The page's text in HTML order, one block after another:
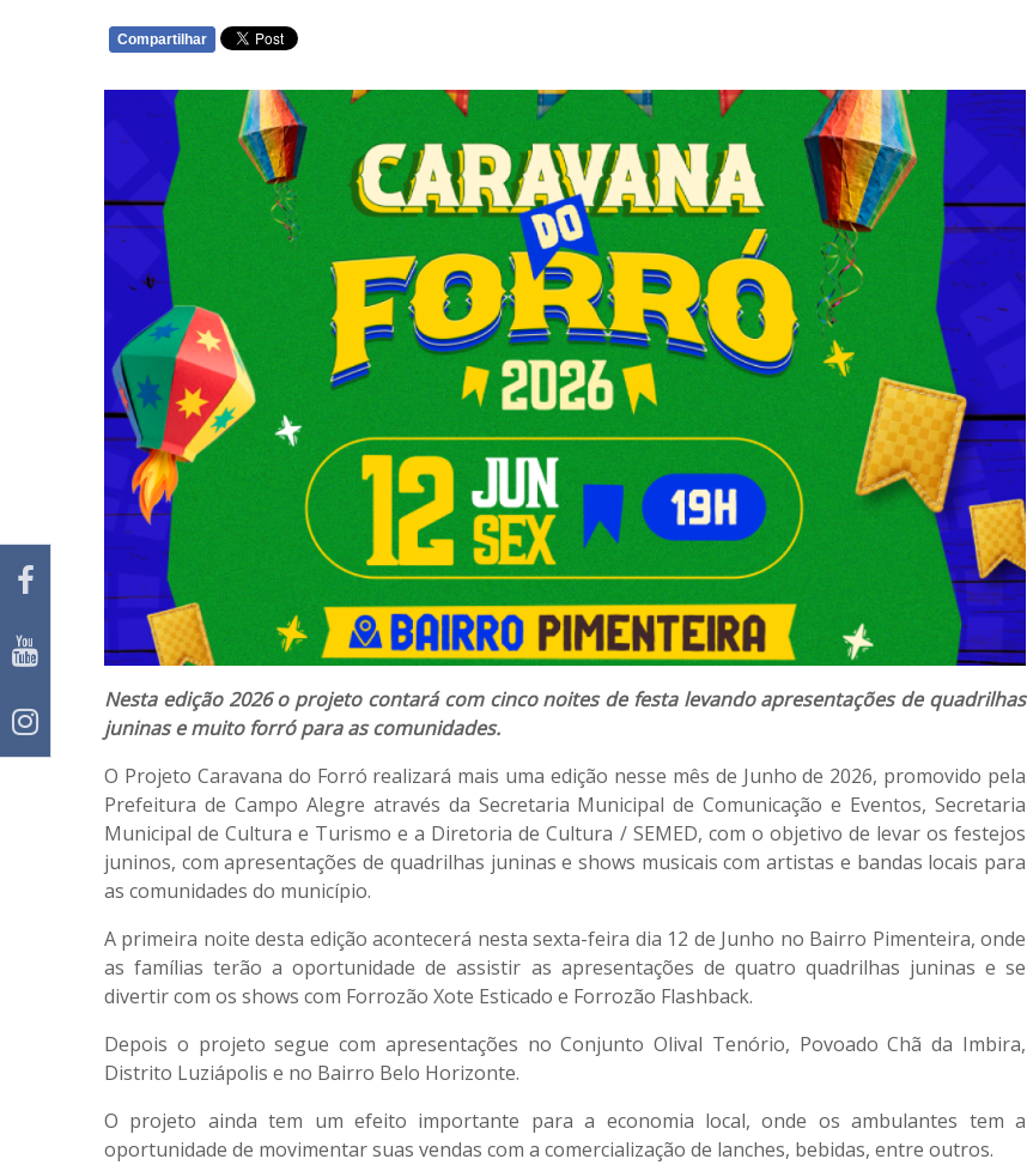
Compartilhar
Nesta edição 2026 o projeto contará com cinco noites de festa levando apresentações de quadrilhas
juninas e muito forró para as comunidades.
O Projeto Caravana do Forró realizará mais uma edição nesse mês de Junho de 2026, promovido pela
Prefeitura de Campo Alegre através da Secretaria Municipal de Comunicação e Eventos, Secretaria
Municipal de Cultura e Turismo e a Diretoria de Cultura / SEMED, com o objetivo de levar os festejos
juninos, com apresentações de quadrilhas juninas e shows musicais com artistas e bandas locais para
as comunidades do município.
A primeira noite desta edição acontecerá nesta sexta-feira dia 12 de Junho no Bairro Pimenteira, onde
as famílias terão a oportunidade de assistir as apresentações de quatro quadrilhas juninas e se
divertir com os shows com Forrozão Xote Esticado e Forrozão Flashback.
Depois o projeto segue com apresentações no Conjunto Olival Tenório, Povoado Chã da Imbira,
Distrito Luziápolis e no Bairro Belo Horizonte.
O projeto ainda tem um efeito importante para a economia local, onde os ambulantes tem a
oportunidade de movimentar suas vendas com a comercialização de lanches, bebidas, entre outros.